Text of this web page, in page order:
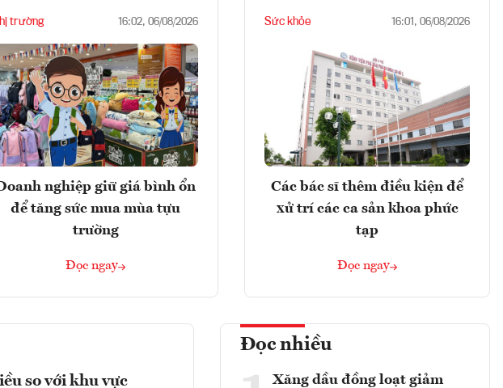
trường 16:02, 06/08/2026
nghiệp giữ giá bình ổn
để tăng sức mua mùa tựu
trường
Đọc ngay
Sức khỏe 16:01, 06/08/2026
Các bác sĩ thêm điều kiện để
xử trí các ca sản khoa phức
tạp
Đọc ngay
so với khu vực
Đọc nhiều
Xăng dầu đồng loạt giảm